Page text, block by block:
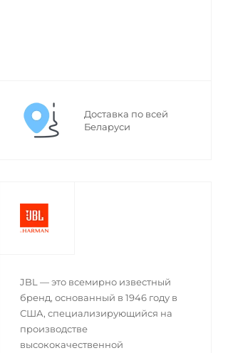
Доставка по всей
Беларуси
JBL — это всемирно известный
бренд, основанный в 1946 году в
США, специализирующийся на
производстве
высококачественной